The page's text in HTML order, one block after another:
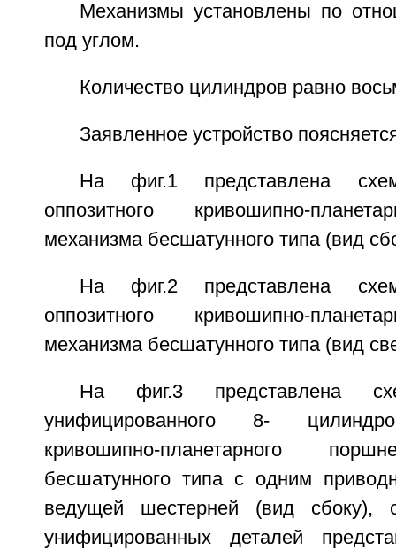
Механизмы установлены по
под углом.
Количество цилиндров равно
Заявленное устройство
На фиг.1 представлена
оппозитного кривошипно-
механизма бесшатунного типа (вид
На фиг.2 представлена
оппозитного кривошипно-
механизма бесшатунного типа (вид
На фиг.3 представлена
унифицированного 8-
кривошипно-планетарного
бесшатунного типа с одним
ведущей шестерней (вид сбоку),
унифицированных деталей